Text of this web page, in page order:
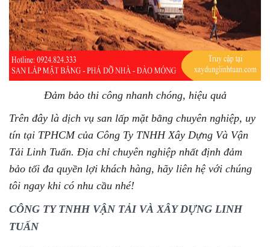
Đảm bảo thi công nhanh chóng, hiệu quả
Trên đây là dịch vụ san lấp mặt bằng chuyên nghiệp, uy
tín tại TPHCM của Công Ty TNHH Xây Dựng Và Vận
Tải Linh Tuấn. Địa chỉ chuyên nghiệp nhất định đảm
bảo tối đa quyền lợi khách hàng, hãy liên hệ với chúng
tôi ngay khi có nhu cầu nhé!
CÔNG TY TNHH VẬN TẢI VÀ XÂY DỰNG LINH
TUẤN